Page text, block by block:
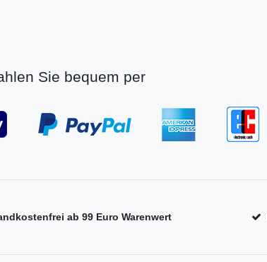
Sie bequem per
ab 99 Euro Warenwert